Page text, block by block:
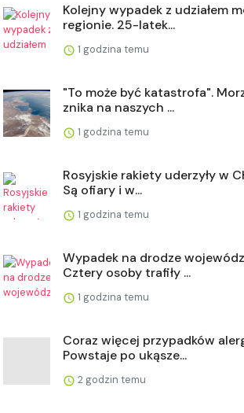
Kolejny wypadek z udziałem
regionie. 25-latek...
1 godzina temu
"To może być katastrofa".
znika na naszych ...
1 godzina temu
Rosyjskie rakiety uderzyły w
Są ofiary i w...
1 godzina temu
Wypadek na drodze
Cztery osoby trafiły ...
1 godzina temu
Coraz więcej przypadków
Powstaje po ukąsze...
2 godzin temu